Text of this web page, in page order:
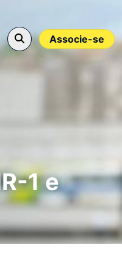
Associe-se
1 e